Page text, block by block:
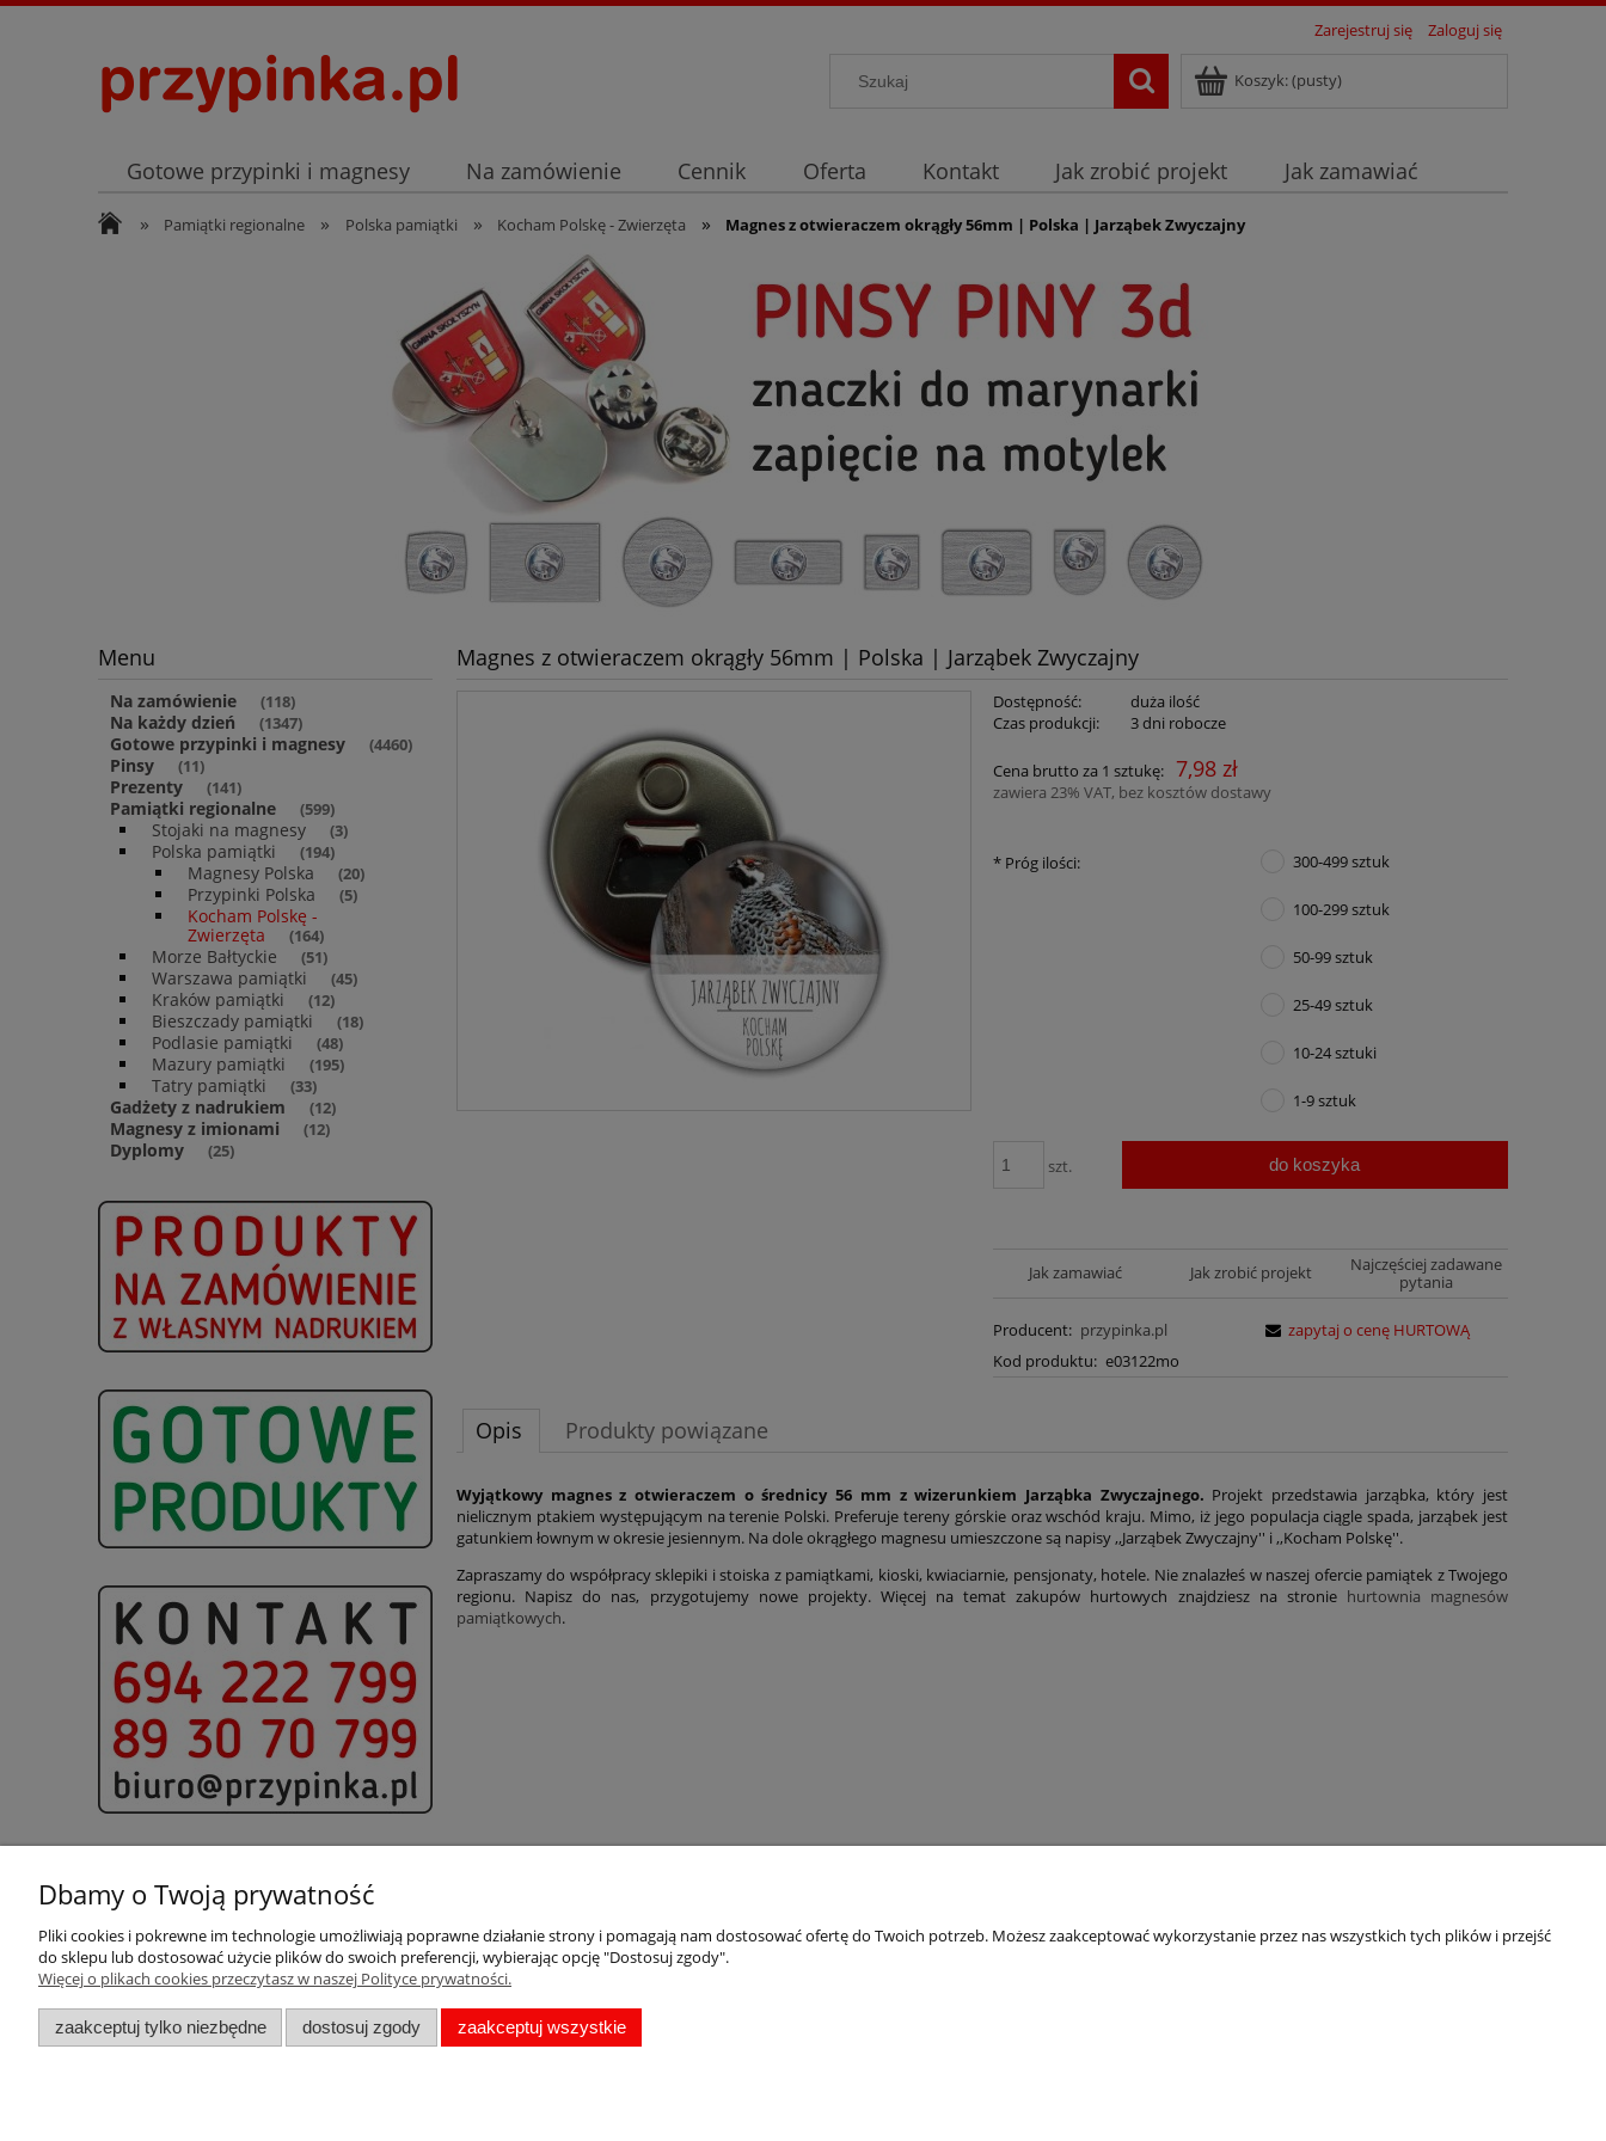
Zarejestruj się Zaloguj się
Koszyk:(pusty)
Gotowe przypinki i magnesy Na zamówienie Cennik Oferta Kontakt Jak zrobić projekt
Jak zamawiać
Archiwum
Listopad
» Pamiątki regionalne » Polska pamiątki » Kocham Polskę - Zwierzęta » Magnes z otwieraczem okrągły 56mm | Polska | Jarząbek Zwyczajny
Menu
Na zamówienie (118)
Na każdy dzień (1347)
Gotowe przypinki i magnesy (4460)
Pinsy (11)
Prezenty (141)
Pamiątki regionalne (599)
Stojaki na magnesy (3)
Polska pamiątki (194)
Magnesy Polska (20)
Przypinki Polska (5)
Kocham Polskę -
Zwierzęta
(164)
Morze Bałtyckie (51)
Warszawa pamiątki (45)
Kraków pamiątki (12)
Bieszczady pamiątki (18)
Podlasie pamiątki (48)
Mazury pamiątki (195)
Tatry pamiątki (33)
Gadżety z nadrukiem (12)
Magnesy z imionami (12)
Dyplomy (25)
Magnes z otwieraczem okrągły 56mm | Polska | Jarząbek Zwyczajny
Dostępność:
duża ilość
Czas produkcji:
3 dni robocze
Cena brutto za 1 sztukę: 7,98 zł
zawiera 23% VAT, bez kosztów dostawy
* Próg ilości: 300-499 sztuk
100-299 sztuk
50-99 sztuk
25-49 sztuk
10-24 sztuki
1-9 sztuk
szt. do koszyka
Jak zamawiać Jak zrobić projekt
Najczęściej zadawane
pytania
Producent: przypinka.pl
Kod produktu: e03122mo
zapytaj o cenę HURTOWĄ
Opis Produkty powiązane
Wyjątkowy magnes z otwieraczem o średnicy 56 mm z wizerunkiem Jarząbka Zwyczajnego. Projekt przedstawia jarząbka, który jest
nielicznym ptakiem występującym na terenie Polski. Preferuje tereny górskie oraz wschód kraju. Mimo, iż jego populacja ciągle spada, jarząbek jest
gatunkiem łownym w okresie jesiennym. Na dole okrągłego magnesu umieszczone są napisy ,,Jarząbek Zwyczajny'' i ,,Kocham Polskę''.
Zapraszamy do współpracy sklepiki i stoiska z pamiątkami, kioski, kwiaciarnie, pensjonaty, hotele. Nie znalazłeś w naszej ofercie pamiątek z Twojego
regionu. Napisz do nas, przygotujemy nowe projekty. Więcej na temat zakupów hurtowych znajdziesz na stronie hurtownia magnesów
pamiątkowych.
Pomoc
Pytania i odpowiedzi
Metki
Zwroty i reklamacje
Moje konto
Twoje zamówienia
Ustawienia konta
Płatności i dostawa Informacje O nas
Dbamy o Twoją prywatność
Pliki cookies i pokrewne im technologie umożliwiają poprawne działanie strony i pomagają nam dostosować ofertę do Twoich potrzeb. Możesz zaakceptować wykorzystanie przez nas wszystkich tych plików i przejść
do sklepu lub dostosować użycie plików do swoich preferencji, wybierając opcję "Dostosuj zgody".
Więcej o plikach cookies przeczytasz w naszej Polityce prywatności.
zaakceptuj tylko niezbędne dostosuj zgody zaakceptuj wszystkie